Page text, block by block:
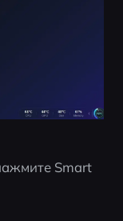
Smart